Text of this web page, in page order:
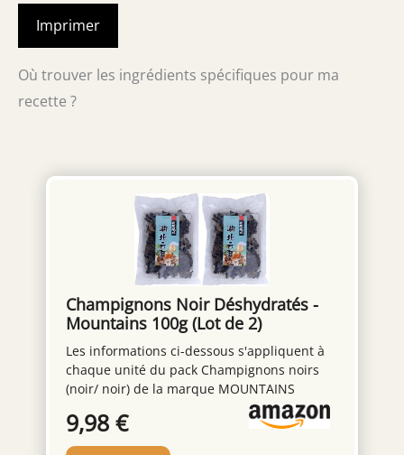
Imprimer
Où trouver les ingrédients spécifiques pour ma
recette ?
Champignons Noir Déshydratés -
Mountains 100g (Lot de 2)
Les informations ci-dessous s'appliquent à
chaque unité du pack Champignons noirs
(noir/ noir) de la marque MOUNTAINS
Contenu: 1 x 100 Gram Pays d'origine: Chine
De la marque MOUNTAINS Qualité
supérieure
9,98 €